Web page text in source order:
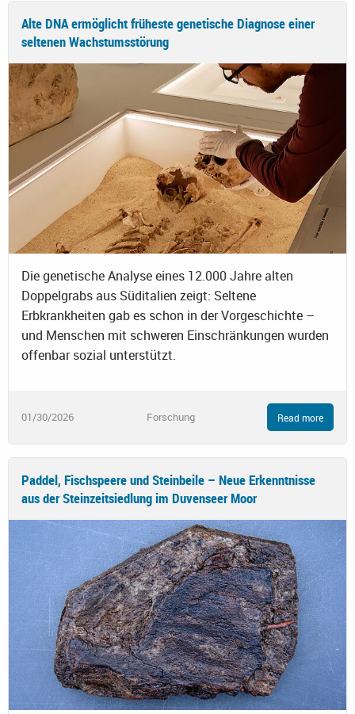
Alte DNA ermöglicht früheste genetische Diagnose einer
seltenen Wachstumsstörung
Die genetische Analyse eines 12.000 Jahre alten
Doppelgrabs aus Süditalien zeigt: Seltene
Erbkrankheiten gab es schon in der Vorgeschichte –
und Menschen mit schweren Einschränkungen wurden
offenbar sozial unterstützt.
01/30/2026 Forschung Read more
Paddel, Fischspeere und Steinbeile – Neue Erkenntnisse
aus der Steinzeitsiedlung im Duvenseer Moor